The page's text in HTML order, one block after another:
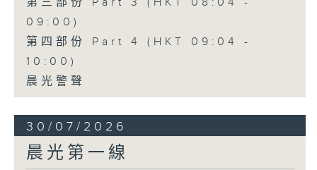
09:00)
第四部份 Part 4 (HKT 09:04 -
10:00)
晨光警聲
30/07/2026
晨光第一線